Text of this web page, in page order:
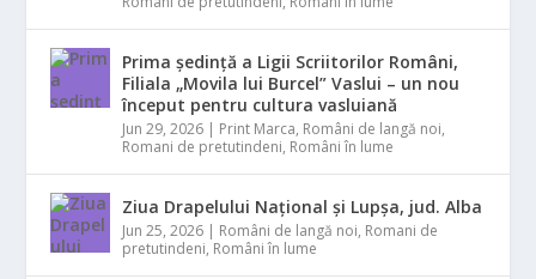
Prima ședință a Ligii Scriitorilor Români,
Filiala „Movila lui Burcel” Vaslui – un nou
început pentru cultura vasluiană
Jun 29, 2026 | Print Marca, Români de langă noi,
Romani de pretutindeni, Români în lume
Ziua Drapelului Național și Lupșa, jud. Alba
Jun 25, 2026 | Români de langă noi, Romani de
pretutindeni, Români în lume